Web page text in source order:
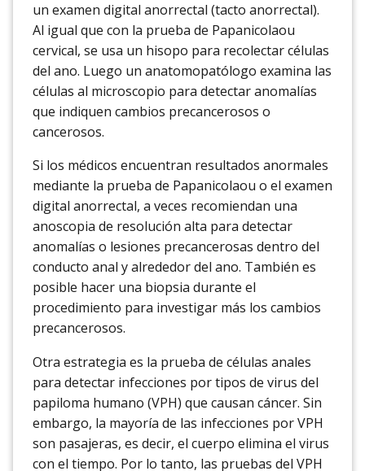
un examen digital anorrectal (tacto anorrectal).
Al igual que con la prueba de Papanicolaou
cervical, se usa un hisopo para recolectar células
del ano. Luego un anatomopatólogo examina las
células al microscopio para detectar anomalías
que indiquen cambios precancerosos o
cancerosos.
Si los médicos encuentran resultados anormales
mediante la prueba de Papanicolaou o el examen
digital anorrectal, a veces recomiendan una
anoscopia de resolución alta para detectar
anomalías o lesiones precancerosas dentro del
conducto anal y alrededor del ano. También es
posible hacer una biopsia durante el
procedimiento para investigar más los cambios
precancerosos.
Otra estrategia es la prueba de células anales
para detectar infecciones por tipos de virus del
papiloma humano (VPH) que causan cáncer. Sin
embargo, la mayoría de las infecciones por VPH
son pasajeras, es decir, el cuerpo elimina el virus
con el tiempo. Por lo tanto, las pruebas del VPH